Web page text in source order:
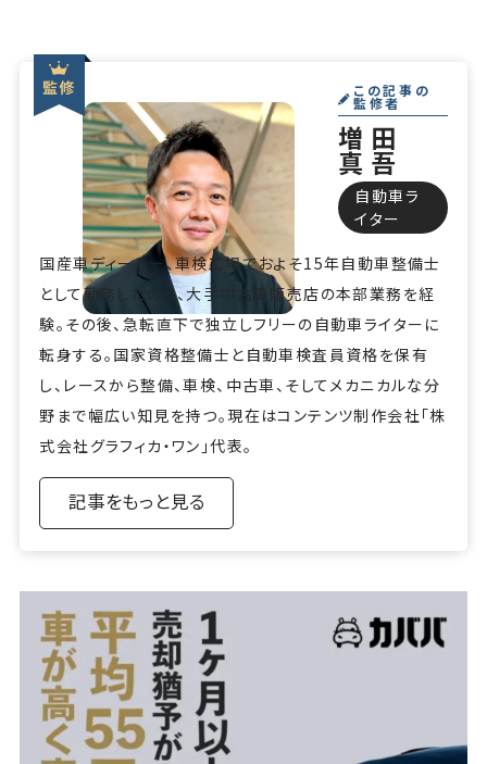
この記事の
監修者
増田
真吾
自動車ラ
イター
国産車ディーラー、車検工場でおよそ15年自動車整備士
として勤務したのち、大手中古車販売店の本部業務を経
験。その後、急転直下で独立しフリーの自動車ライターに
転身する。国家資格整備士と自動車検査員資格を保有
し、レースから整備、車検、中古車、そしてメカニカルな分
野まで幅広い知見を持つ。現在はコンテンツ制作会社「株
式会社グラフィカ・ワン」代表。
記事をもっと見る